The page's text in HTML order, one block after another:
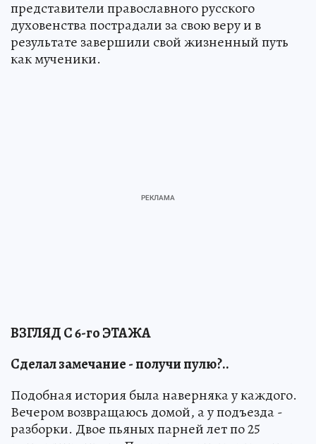
представители православного русского
духовенства пострадали за свою веру и в
результате завершили свой жизненный путь
как мученики.
ВЗГЛЯД С 6-го ЭТАЖА
Сделал замечание - получи пулю?..
Подобная история была наверняка у каждого.
Вечером возвращаюсь домой, а у подъезда -
разборки. Двое пьяных парней лет по 25